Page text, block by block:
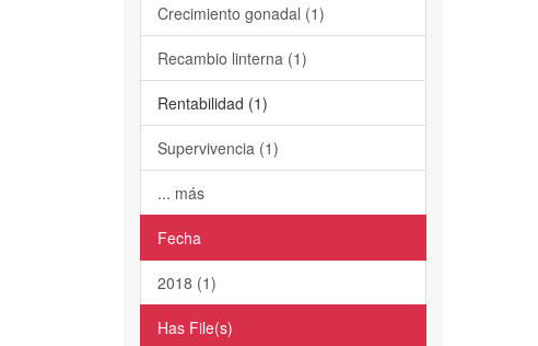
Crecimiento gonadal (1)
Recambio linterna (1)
Rentabilidad (1)
Supervivencia (1)
... más
Fecha
2018 (1)
Has File(s)